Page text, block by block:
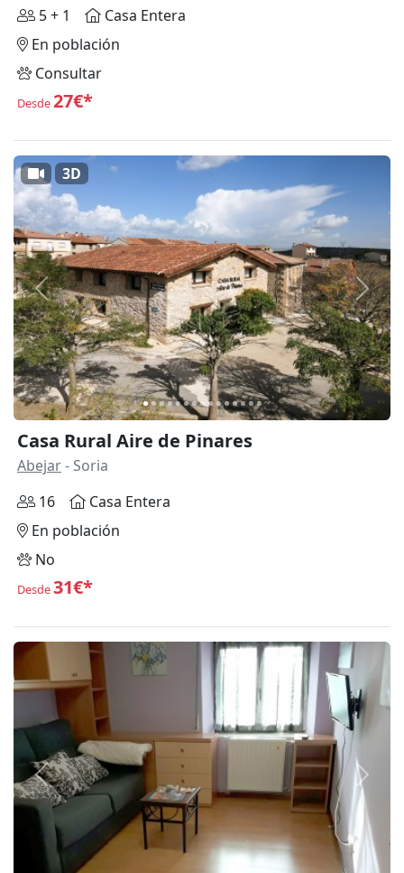
5 + 1
Casa Entera
En población
Consultar
Desde27€*
Anterior
3D
Casa Rural Aire de Pinares
Abejar- Soria
16
Casa Entera
En población
No
Desde31€*
Anterior